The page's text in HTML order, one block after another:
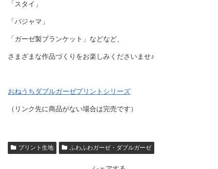
「スタイ」
「パジャマ」
「ガーゼ製ブランケット」などなど、
さまざまな作品づくりをお楽しみくださいませ♪
おねうちダブルガーゼプリントシリーズ
（リンク先に商品がない場合は完売です）
プリント生地 ふわふわガーゼ・ダブルガーゼ